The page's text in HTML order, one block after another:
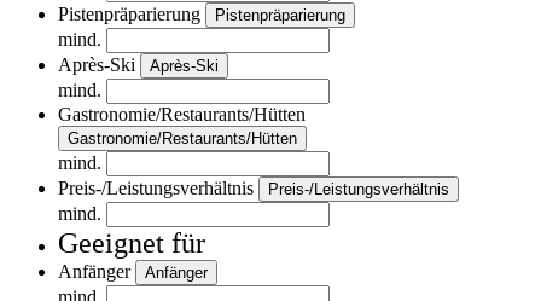
Pistenpräparierung
Pistenpräparierung
mind.
Après-Ski
Après-Ski
mind.
Gastronomie/Restaurants/Hütten
Gastronomie/Restaurants/Hütten
mind.
Preis-/Leistungsverhältnis
Preis-/Leistungsverhältnis
mind.
Geeignet für
Anfänger Anfänger
mind.